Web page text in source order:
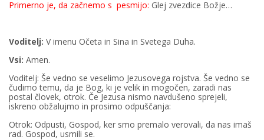
Primerno je, da začnemo s pesmijo: Glej zvezdice Božje…
Voditelj: V imenu Očeta in Sina in Svetega Duha.
Vsi: Amen.
Voditelj: Še vedno se veselimo Jezusovega rojstva. Še vedno se
čudimo temu, da je Bog, ki je velik in mogočen, zaradi nas
postal človek, otrok. Če Jezusa nismo navdušeno sprejeli,
iskreno obžalujmo in prosimo odpuščanja:
Otrok: Odpusti, Gospod, ker smo premalo verovali, da nas imaš
rad. Gospod, usmili se.